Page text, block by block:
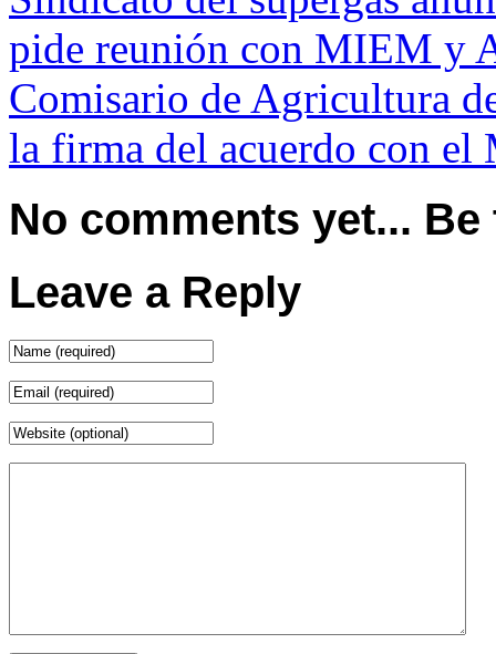
pide reunión con MIEM y
Comisario de Agricultura
la firma del acuerdo con el
No comments yet...
Leave a Reply